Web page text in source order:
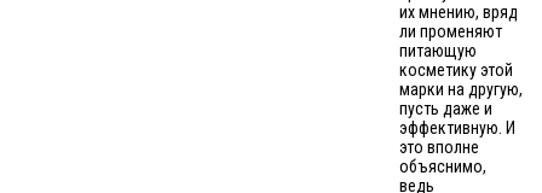
их мнению, вряд
ли променяют
питающую
косметику этой
марки на другую,
пусть даже и
эффективную. И
это вполне
объяснимо,
ведь